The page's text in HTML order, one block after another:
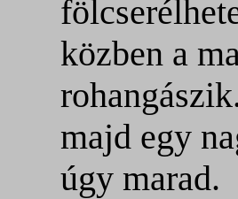
közben a
majd egy
úgy marad.